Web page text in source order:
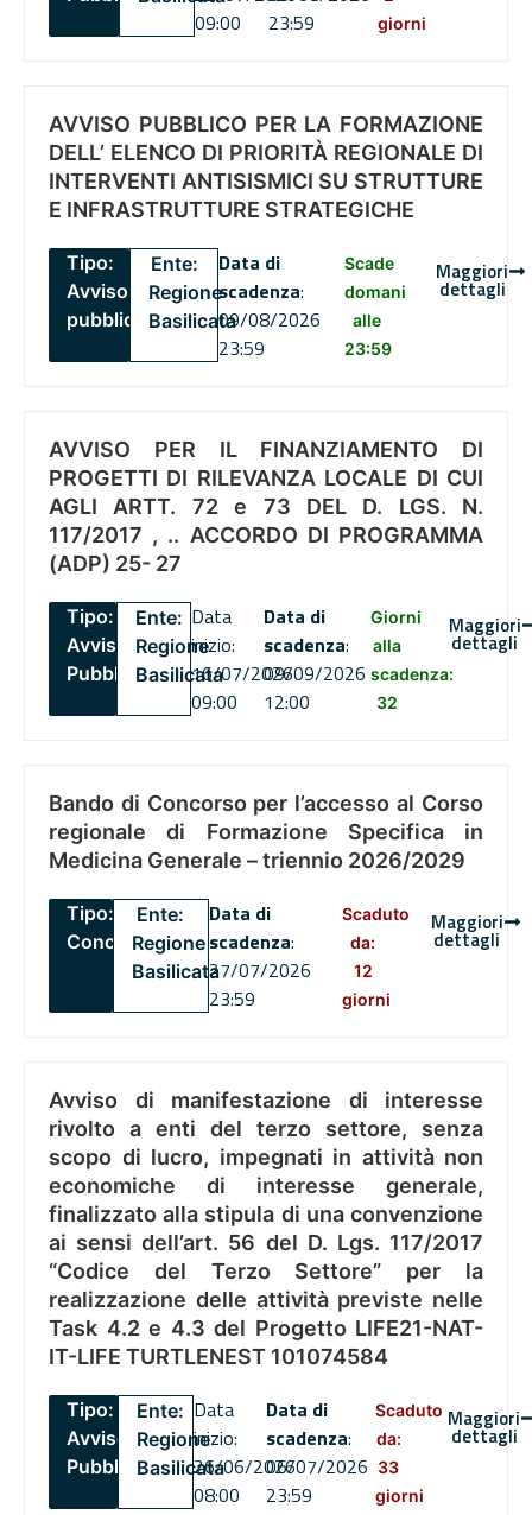
09:00
23:59
giorni
AVVISO PUBBLICO PER LA FORMAZIONE
DELL’ ELENCO DI PRIORITÀ REGIONALE DI
INTERVENTI ANTISISMICI SU STRUTTURE
E INFRASTRUTTURE STRATEGICHE
Tipo:
Avviso
pubblico
Ente:
Regione
Basilicata
Data di
scadenza:
09/08/2026
23:59
Scade
domani
alle
23:59
Maggiori
dettagli
AVVISO PER IL FINANZIAMENTO DI
PROGETTI DI RILEVANZA LOCALE DI CUI
AGLI ARTT. 72 e 73 DEL D. LGS. N.
117/2017 , .. ACCORDO DI PROGRAMMA
(ADP) 25- 27
Tipo:
Avviso
Pubblico
Ente:
Regione
Basilicata
Data
inizio:
16/07/2026
09:00
Data di
scadenza:
09/09/2026
12:00
Giorni
alla
scadenza:
32
Maggiori
dettagli
Bando di Concorso per l’accesso al Corso
regionale di Formazione Specifica in
Medicina Generale – triennio 2026/2029
Tipo:
Concorsi
Ente:
Regione
Basilicata
Data di
scadenza:
27/07/2026
23:59
Scaduto
da:
12
giorni
Maggiori
dettagli
Avviso di manifestazione di interesse
rivolto a enti del terzo settore, senza
scopo di lucro, impegnati in attività non
economiche di interesse generale,
finalizzato alla stipula di una convenzione
ai sensi dell’art. 56 del D. Lgs. 117/2017
“Codice del Terzo Settore” per la
realizzazione delle attività previste nelle
Task 4.2 e 4.3 del Progetto LIFE21-NAT-
IT-LIFE TURTLENEST 101074584
Tipo:
Avviso
Pubblico
Ente:
Regione
Basilicata
Data
inizio:
26/06/2026
08:00
Data di
scadenza:
06/07/2026
23:59
Scaduto
da:
33
giorni
Maggiori
dettagli